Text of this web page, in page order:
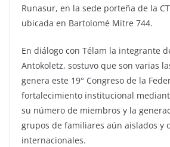
Runasur, en la sede porteña de la
ubicada en Bartolomé Mitre 744.
En diálogo con Télam la integrante
Antokoletz, sostuvo que son varias
genera este 19° Congreso de la
fortalecimiento institucional
su número de miembros y la
grupos de familiares aún aislados y
internacionales.